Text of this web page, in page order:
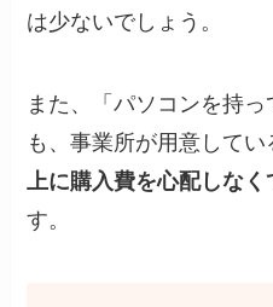
は少ないでしょう。
また、「パソコンを持
も、事業所が用意してい
上に購入費を心配しな
す。